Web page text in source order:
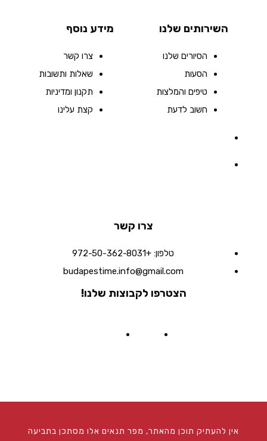
השירותים שלנו
הסיורים שלנו
הסעות
טיפים והמלצות
חשוב לדעת
מידע נוסף
צרו קשר
שאלות ותשובות
תקנון ומדיניות
קצת עלינו
צרו קשר
טלפון: +972-50-362-8031
budapestime.info@gmail.com
הצטרפו לקבוצות שלנו!
אין להעתיק תוכן מהאתר, מפר תנאים אלו מסתכן בתביעה